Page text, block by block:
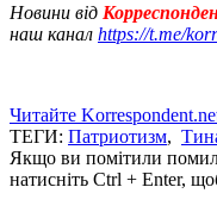
Новини від
наш канал https://t.me/
Читайте
ТЕГИ: Патриотизм,
Якщо ви помітили
натисніть Ctrl + Enter,